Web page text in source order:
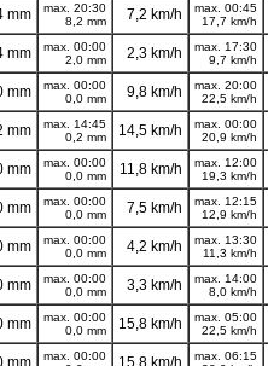
mm
max. 20:30
8,2 mm
7,2 km/h
max. 00:45
17,7 km/h
mm
max. 00:00
2,0 mm
2,3 km/h
max. 17:30
9,7 km/h
mm
max. 00:00
0,0 mm
9,8 km/h
max. 20:00
22,5 km/h
mm
max. 14:45
0,2 mm
14,5 km/h
max. 00:00
20,9 km/h
mm
max. 00:00
0,0 mm
11,8 km/h
max. 12:00
19,3 km/h
mm
max. 00:00
0,0 mm
7,5 km/h
max. 12:15
12,9 km/h
mm
max. 00:00
0,0 mm
4,2 km/h
max. 13:30
11,3 km/h
mm
max. 00:00
0,0 mm
3,3 km/h
max. 14:00
8,0 km/h
mm
max. 00:00
0,0 mm
15,8 km/h
max. 05:00
22,5 km/h
mm
max. 00:00
15,8 km/h
max. 06:15